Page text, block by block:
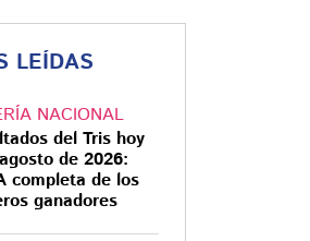
LEÍDAS
NACIONAL
del Tris hoy
de 2026:
completa de los
ganadores